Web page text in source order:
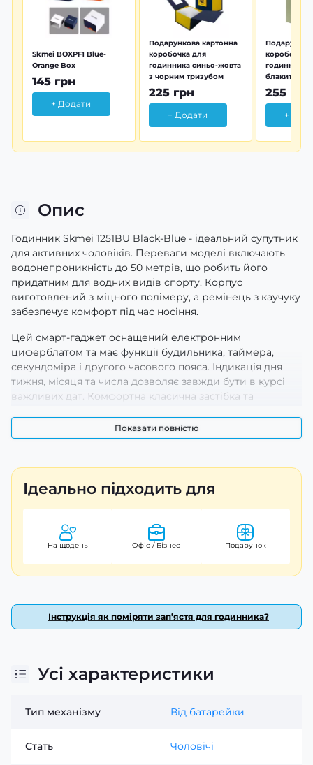
Skmei BOXPF1 Blue-
Orange Box
145 грн
+ Додати
Подарункова картонна
коробочка для
годинника синьо-жовта
з чорним тризубом
225 грн
+ Додати
коробочка
годинника
блакитна
255 грн
+
Опис
Годинник Skmei 1251BU Black-Blue - ідеальний супутник
для активних чоловіків. Переваги моделі включають
водонепроникність до 50 метрів, що робить його
придатним для водних видів спорту. Корпус
виготовлений з міцного полімеру, а ремінець з каучуку
забезпечує комфорт під час носіння.
Цей смарт-гаджет оснащений електронним
циферблатом та має функції будильника, таймера,
секундоміра і другого часового пояса. Індикація дня
тижня, місяця та числа дозволяє завжди бути в курсі
важливих дат. Комфортна класична застібка та
зручність в користуванні в темний час доби.
спортивний та армійський вигляд, а товщина корпусу
лише 15 мм робить його легким і практичним у
використанні. Годинник має гарантію 12 місяців та
виготовлений в Китаї. Діаметр корпусу становить 49
мм, а довжина ремінця — 24 см, що підходить для
більшості зап’ясть. Вага годинника всього 65 г.
Показати повністю
Ідеально підходить для
На щодень Офіс / Бізнес Подарунок
Інструкція як поміряти зап’ястя для годинника?
Усі характеристики
Тип механізму Від батарейки
Стать Чоловічі